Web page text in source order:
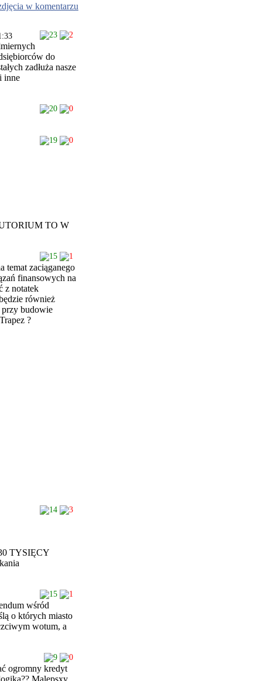
w komentarzu
23 2
do
zadłuża nasze
inne
20 0
19 0
TO W
15 1
temat zaciąganego
finansowych na
z notatek
również
przy budowie
?
14 3
TYSIĘCY
15 1
wśród
o których miasto
wotum, a
9 0
ogromny kredyt
Malepsxy